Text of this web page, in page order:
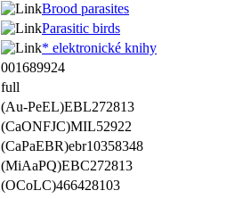
Brood parasites
Parasitic birds
* elektronické knihy
001689924
full
(Au-PeEL)EBL272813
(CaONFJC)MIL52922
(CaPaEBR)ebr10358348
(MiAaPQ)EBC272813
(OCoLC)466428103